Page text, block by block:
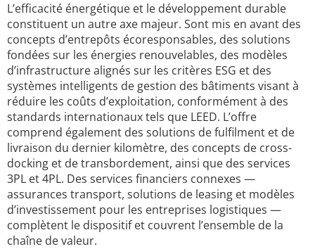
L’efficacité énergétique et le développement durable
constituent un autre axe majeur. Sont mis en avant des
concepts d’entrepôts écoresponsables, des solutions
fondées sur les énergies renouvelables, des modèles
d’infrastructure alignés sur les critères ESG et des
systèmes intelligents de gestion des bâtiments visant à
réduire les coûts d’exploitation, conformément à des
standards internationaux tels que LEED. L’offre
comprend également des solutions de fulfilment et de
livraison du dernier kilomètre, des concepts de cross-
docking et de transbordement, ainsi que des services
3PL et 4PL. Des services financiers connexes —
assurances transport, solutions de leasing et modèles
d’investissement pour les entreprises logistiques —
complètent le dispositif et couvrent l’ensemble de la
chaîne de valeur.